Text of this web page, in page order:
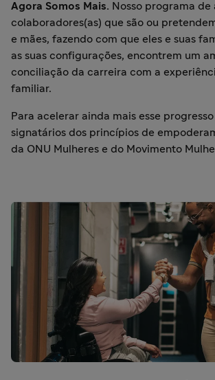
Agora Somos Mais. Nosso programa
colaboradores(as) que são ou
e mães, fazendo com que eles e suas
as suas configurações, encontrem um
conciliação da carreira com a
familiar.
Para acelerar ainda mais esse
signatários dos princípios de
da ONU Mulheres e do Movimento